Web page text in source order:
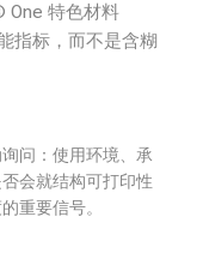
One 特色材料
指标，而不是含糊
问：使用环境、承
会就结构可打印性
重要信号。